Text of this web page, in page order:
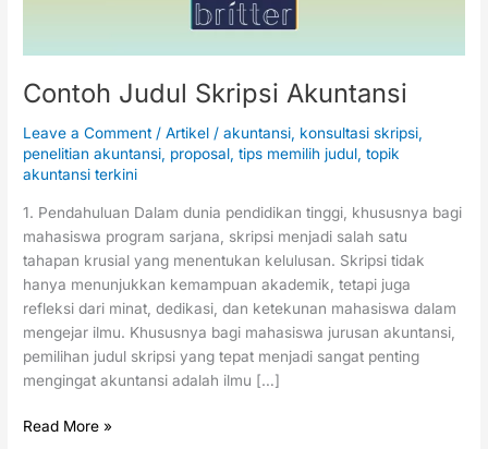
Contoh Judul Skripsi Akuntansi
Leave a Comment /Artikel /akuntansi, konsultasi skripsi,
penelitian akuntansi, proposal,tips memilih judul,topik
akuntansi terkini
1. Pendahuluan Dalam dunia pendidikan tinggi, khususnya bagi
mahasiswa program sarjana, skripsi menjadi salah satu
tahapan krusial yang menentukan kelulusan. Skripsi tidak
hanya menunjukkan kemampuan akademik, tetapi juga
refleksi dari minat, dedikasi, dan ketekunan mahasiswa dalam
mengejar ilmu. Khususnya bagi mahasiswa jurusan akuntansi,
pemilihan judul skripsi yang tepat menjadi sangat penting
mengingat akuntansi adalah ilmu […]
Read More »